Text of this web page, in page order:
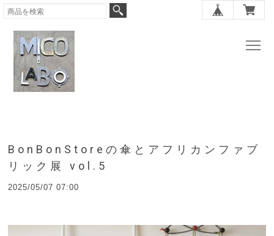
BonBonStoreの傘とアフリカンファブ
リック展 vol.5
2025/05/07 07:00